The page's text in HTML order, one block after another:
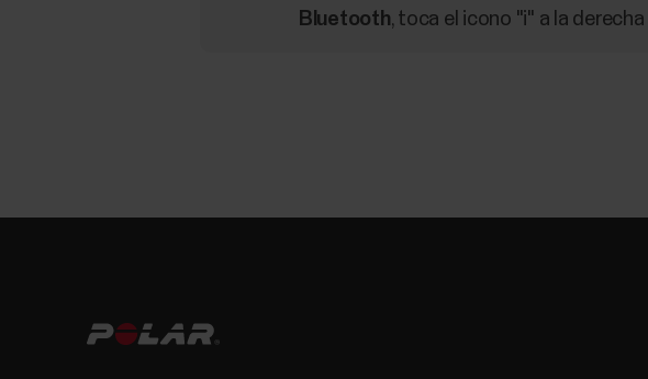
Bluetooth, toca el icono "i" a la